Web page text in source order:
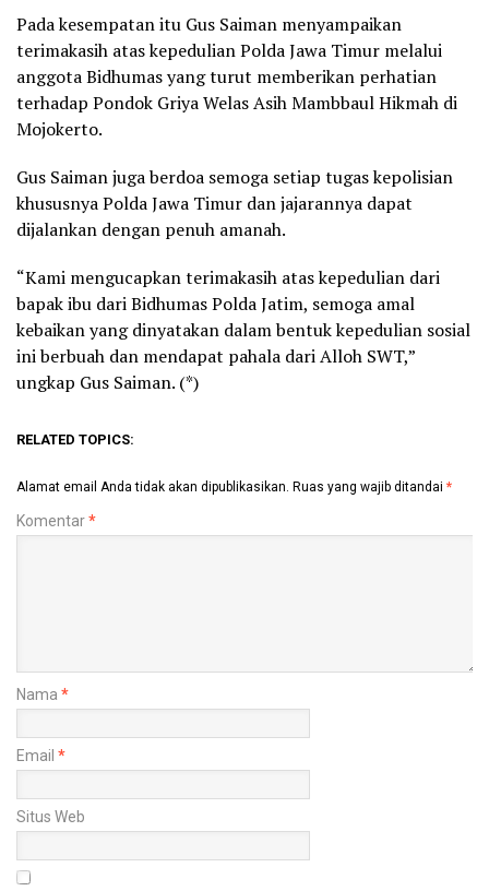
Pada kesempatan itu Gus Saiman menyampaikan
terimakasih atas kepedulian Polda Jawa Timur melalui
anggota Bidhumas yang turut memberikan perhatian
terhadap Pondok Griya Welas Asih Mambbaul Hikmah di
Mojokerto.
Gus Saiman juga berdoa semoga setiap tugas kepolisian
khususnya Polda Jawa Timur dan jajarannya dapat
dijalankan dengan penuh amanah.
“Kami mengucapkan terimakasih atas kepedulian dari
bapak ibu dari Bidhumas Polda Jatim, semoga amal
kebaikan yang dinyatakan dalam bentuk kepedulian sosial
ini berbuah dan mendapat pahala dari Alloh SWT,”
ungkap Gus Saiman. (*)
RELATED TOPICS:
Alamat email Anda tidak akan dipublikasikan. Ruas yang wajib ditandai *
Komentar*
Nama *
Email *
Situs Web